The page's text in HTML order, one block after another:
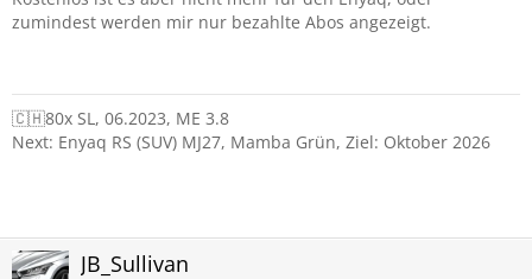
zumindest werden mir nur bezahlte Abos angezeigt.
🇨🇭80x SL, 06.2023, ME 3.8
Next: Enyaq RS (SUV) MJ27, Mamba Grün, Ziel: Oktober 2026
JB_Sullivan